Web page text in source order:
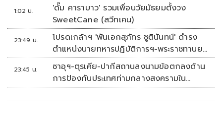
1:02 น.
'ดั๊ม คาราบาว' รวมเพื่อนวัยมัธยมตั้งวง
SweetCane (สวีทเคน)
23:49 น.
โปรดเกล้าฯ 'พันเอกสุภัทร ชูตินันทน์' ดำรง
ตำแหน่งนายทหารปฏิบัติการฯ-พระราชทานยศ
'พลตรี'
23:45 น.
ซาอุฯ-ตุรเคีย-ปากีสถานลงนามข้อตกลงด้าน
การป้องกันประเทศท่ามกลางสงครามใน
ภูมิภาค